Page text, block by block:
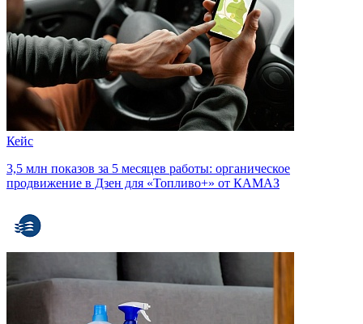
Кейс
3,5 млн показов за 5 месяцев работы: органическое
продвижение в Дзен для «Топливо+» от КАМАЗ